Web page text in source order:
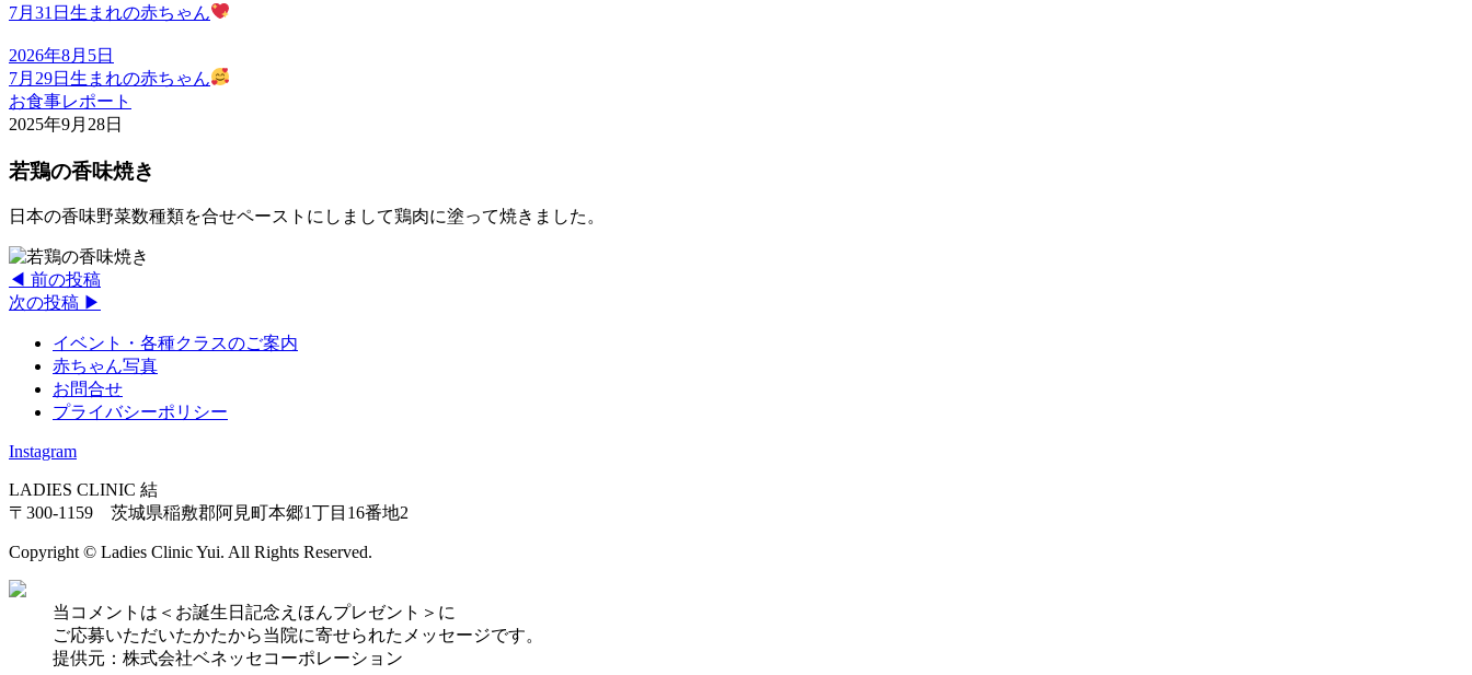
7月31日生まれの赤ちゃん
2026年8月5日
7月29日生まれの赤ちゃん
お食事レポート
2025年9月28日
若鶏の香味焼き
日本の香味野菜数種類を合せペーストにしまして鶏肉に塗って焼きました。
◀︎ 前の投稿
次の投稿 ▶︎
イベント・各種クラスのご案内
赤ちゃん写真
お問合せ
プライバシーポリシー
Instagram
LADIES CLINIC 結
〒300-1159 茨城県稲敷郡阿見町本郷1丁目16番地2
Copyright © Ladies Clinic Yui. All Rights Reserved.
当コメントは＜お誕生日記念えほんプレゼント＞に
ご応募いただいたかたから当院に寄せられたメッセージです。
提供元：株式会社ベネッセコーポレーション